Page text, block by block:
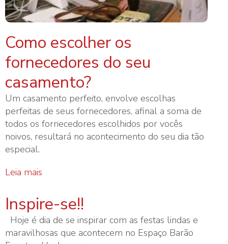
Como escolher os
fornecedores do seu
casamento?
Um casamento perfeito, envolve escolhas
perfeitas de seus fornecedores, afinal a soma de
todos os fornecedores escolhidos por vocês
noivos, resultará no acontecimento do seu dia tão
especial.
Leia mais
Inspire-se!!
Hoje é dia de se inspirar com as festas lindas e
maravilhosas que acontecem no Espaço Barão